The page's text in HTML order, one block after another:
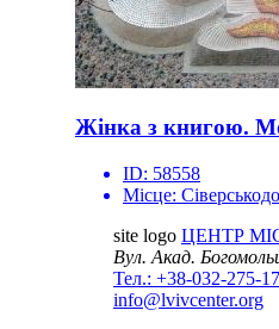
Жінка з книгою.
ID: 58558
Місце:
site logo ЦЕНТР
Вул. Акад.
Тел.: +38-032-275-
info@lvivcenter.org